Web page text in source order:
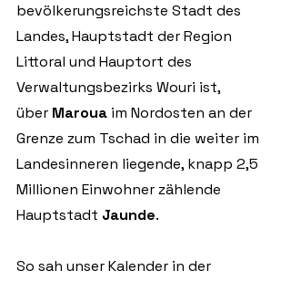
bevölkerungsreichste Stadt des
Landes, Hauptstadt der Region
Littoral und Hauptort des
Verwaltungsbezirks Wouri ist,
über Maroua im Nordosten an der
Grenze zum Tschad in die weiter im
Landesinneren liegende, knapp 2,5
Millionen Einwohner zählende
Hauptstadt Jaunde.
So sah unser Kalender in der